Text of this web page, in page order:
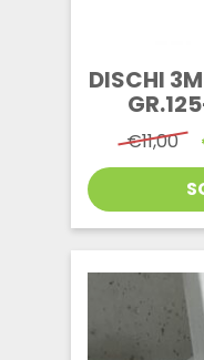
DISCHI
€11,00